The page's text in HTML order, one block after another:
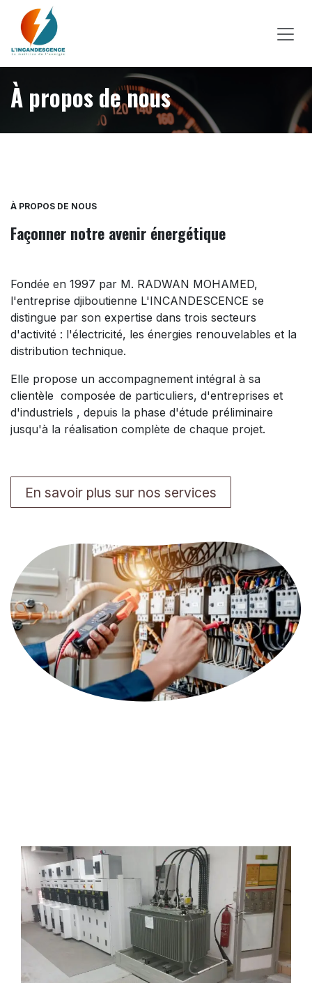
Se rendre au contenu
À propos de nous
À PROPOS DE NOUS
Façonner notre avenir énergétique
Fondée en 1997 par M. RADWAN MOHAMED,
l'entreprise djiboutienne L'INCANDESCENCE se
distingue par son expertise dans trois secteurs
d'activité : l'électricité, les énergies renouvelables et la
distribution technique.
Elle propose un accompagnement intégral à sa
clientèle composée de particuliers, d'entreprises et
d'industriels , depuis la phase d'étude préliminaire
jusqu'à la réalisation complète de chaque projet.
En savoir plus sur nos services